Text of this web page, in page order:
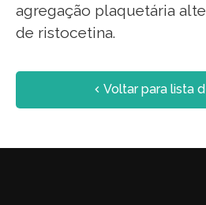
agregação plaquetária
de ristocetina.
Voltar para lista